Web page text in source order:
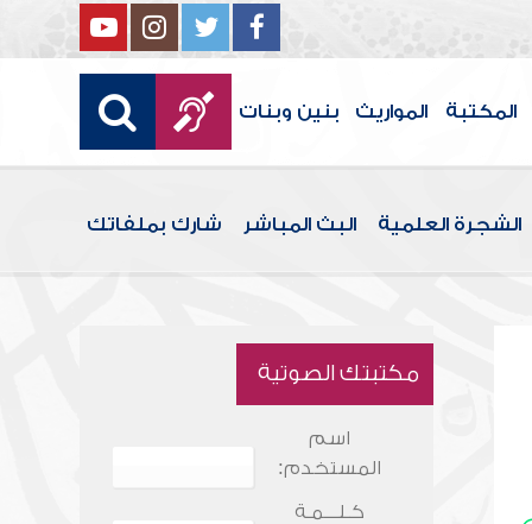
المكتبة المواريث بنين وبنات
الشجرة العلمية البث المباشر شارك بملفاتك
مكتبتك الصوتية
اسم
المستخدم:
كـلـــمـة